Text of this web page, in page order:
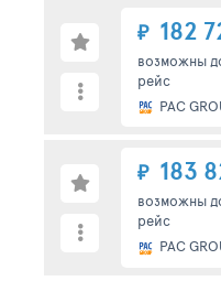
₽ 182
возможны
рейс
PAC
₽ 183
возможны
рейс
PAC